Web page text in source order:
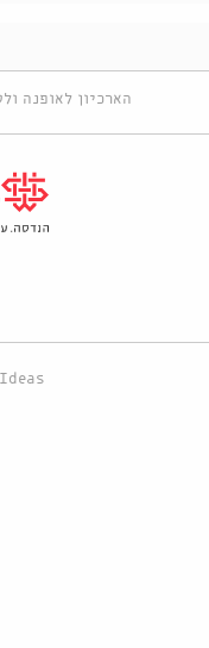
הארכיון לאופנה
Ideas